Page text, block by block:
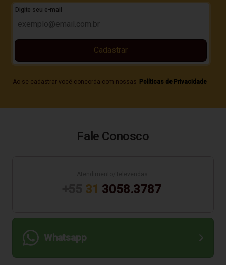
Digite seu e-mail
Ao se cadastrar você concorda com nossas Políticas de Privacidade
Cadastrar
Fale Conosco
31 3058.3787
Whatsapp